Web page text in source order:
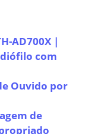
AD700X |
com
Ouvido por
de